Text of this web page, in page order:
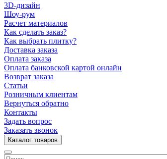
3D-дизайн
Шоу-рум
Расчет материалов
Как сделать заказ?
Как выбрать плитку?
Доставка заказа
Оплата заказа
Оплата банковской картой онлайн
Возврат заказа
Статьи
Розничным клиентам
Вернуться обратно
Контакты
Задать вопрос
Заказать звонок
Каталог товаров